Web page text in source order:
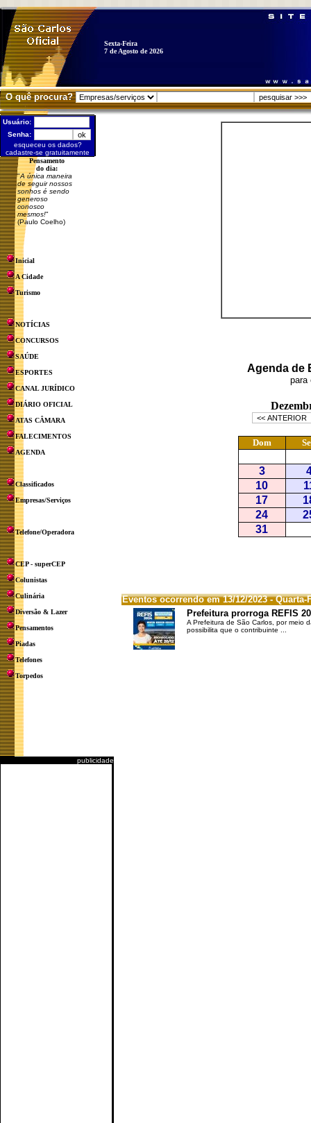
Sexta-Feira
7 de Agosto de 2026
O quê procura?
Usuário:
Senha:
esqueceu os dados?
cadastre-se gratuitamente
Pensamento
do dia:
"A única maneira
de seguir nossos
sonhos é sendo
generoso
conosco
mesmos!"
(Paulo Coelho)
Inicial
A Cidade
Turismo
NOTÍCIAS
CONCURSOS
SAÚDE
ESPORTES
CANAL JURÍDICO
DIÁRIO OFICIAL
ATAS CÂMARA
FALECIMENTOS
AGENDA
Classificados
Empresas/Serviços
Telefone/Operadora
CEP - superCEP
Colunistas
Culinária
Diversão & Lazer
Pensamentos
Piadas
Telefones
Torpedos
publicidade
Agenda de
para
Eventos ocorrendo em 13/12/2023 - Quarta-
Prefeitura prorroga REFIS
A Prefeitura de São Carlos, por meio
possibilita que o contribuinte ...